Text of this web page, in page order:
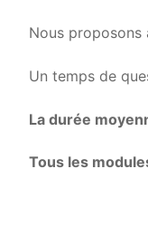
Nous proposons
Un temps de
La durée
Tous les